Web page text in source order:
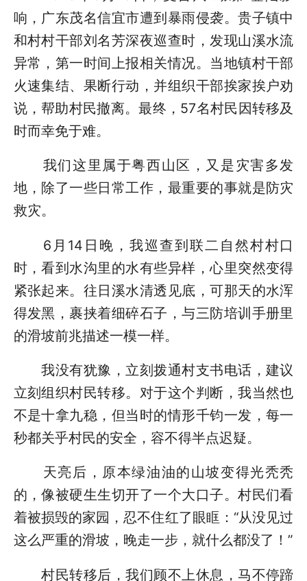
响，广东茂名信宜市遭到暴雨侵袭。贵子镇中
和村村干部刘名芳深夜巡查时，发现山溪水流
异常，第一时间上报相关情况。当地镇村干部
火速集结、果断行动，并组织干部挨家挨户劝
说，帮助村民撤离。最终，57名村民因转移及
时而幸免于难。
我们这里属于粤西山区，又是灾害多发
地，除了一些日常工作，最重要的事就是防灾
救灾。
6月14日晚，我巡查到联二自然村村口
时，看到水沟里的水有些异样，心里突然变得
紧张起来。往日溪水清透见底，可那天的水浑
得发黑，裹挟着细碎石子，与三防培训手册里
的滑坡前兆描述一模一样。
我没有犹豫，立刻拨通村支书电话，建议
立刻组织村民转移。对于这个判断，我当然也
不是十拿九稳，但当时的情形千钧一发，每一
秒都关乎村民的安全，容不得半点迟疑。
天亮后，原本绿油油的山坡变得光秃秃
的，像被硬生生切开了一个大口子。村民们看
着被损毁的家园，忍不住红了眼眶：“从没见过
这么严重的滑坡，晚走一步，就什么都没了！”
村民转移后，我们顾不上休息，马不停蹄